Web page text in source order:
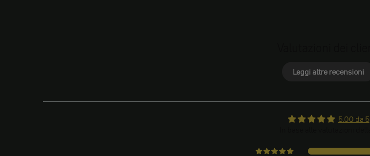
Leggi altre recensioni
5.00 da 5